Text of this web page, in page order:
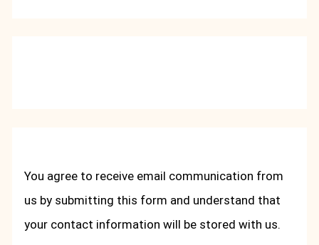
You agree to receive email communication from
us by submitting this form and understand that
your contact information will be stored with us.